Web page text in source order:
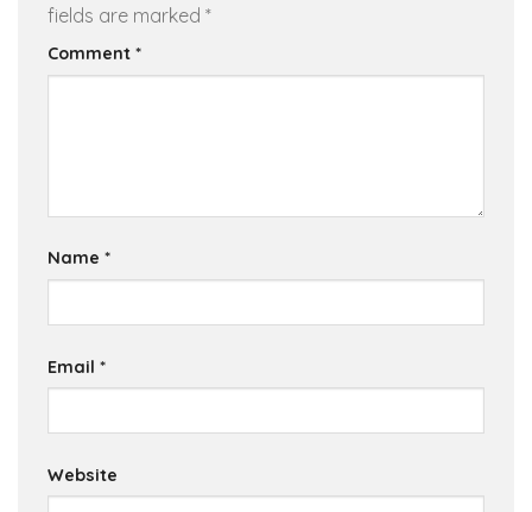
fields are marked *
Comment *
Name *
Email *
Website